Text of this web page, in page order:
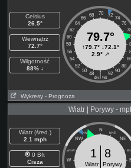
Celsius
26.5°
Wewnątrz
72.7°
Wilgotność
88% ↓
70
68 72
66
74
64
76
62
78
60
58
56
54
86
52
88
50
90
48 92
46 94
|
79.7°
↑79.7°↓72.1°
2.9° ↗
Wykresy - Prognoza
Wiatr | Porywy -
Wiatr (śred.)
2.1 mph
0 Bft
Cisza
N
NW
NE
W
NNW NNE
WNW 1 8
Wiatr Porywy